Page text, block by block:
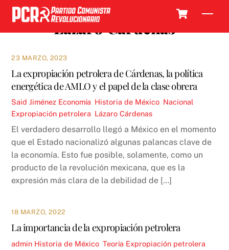
Skip
content
Lázaro Cárdenas
23 MARZO, 2023
La expropiación petrolera de Cárdenas, la política
energética de AMLO y el papel de la clase obrera
Said Jiménez Economía Historia de México Nacional
Expropiación petrolera Lázaro Cárdenas
El verdadero desarrollo llegó a México en el momento
que el Estado nacionalizó algunas palancas clave de
la economía. Esto fue posible, solamente, como un
producto de la revolución mexicana, que es la
expresión más clara de la debilidad de […]
18 MARZO, 2022
La importancia de la expropiación petrolera
admin Historia de México ,Teoría Expropiación petrolera